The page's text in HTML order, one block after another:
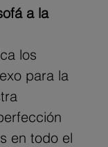
a la
los
para la
en todo el